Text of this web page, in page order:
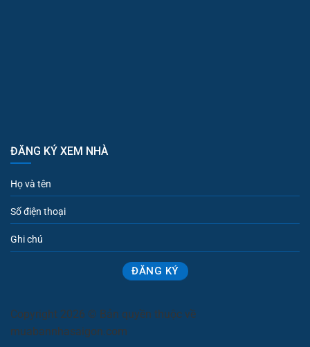
ĐĂNG KÝ XEM NHÀ
Copyright 2026 © Bản quyền thuộc về
muabannhasaigon.com